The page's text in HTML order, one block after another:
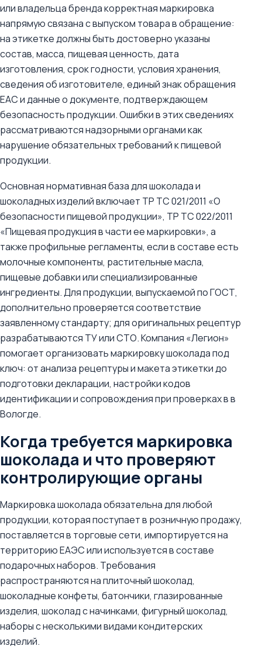
или владельца бренда корректная маркировка
напрямую связана с выпуском товара в обращение:
на этикетке должны быть достоверно указаны
состав, масса, пищевая ценность, дата
изготовления, срок годности, условия хранения,
сведения об изготовителе, единый знак обращения
ЕАС и данные о документе, подтверждающем
безопасность продукции. Ошибки в этих сведениях
рассматриваются надзорными органами как
нарушение обязательных требований к пищевой
продукции.
Основная нормативная база для шоколада и
шоколадных изделий включает ТР ТС 021/2011 «О
безопасности пищевой продукции», ТР ТС 022/2011
«Пищевая продукция в части ее маркировки», а
также профильные регламенты, если в составе есть
молочные компоненты, растительные масла,
пищевые добавки или специализированные
ингредиенты. Для продукции, выпускаемой по ГОСТ,
дополнительно проверяется соответствие
заявленному стандарту; для оригинальных рецептур
разрабатываются ТУ или СТО. Компания «Легион»
помогает организовать маркировку шоколада под
ключ: от анализа рецептуры и макета этикетки до
подготовки декларации, настройки кодов
идентификации и сопровождения при проверках в в
Вологде.
Когда требуется маркировка
шоколада и что проверяют
контролирующие органы
Маркировка шоколада обязательна для любой
продукции, которая поступает в розничную продажу,
поставляется в торговые сети, импортируется на
территорию ЕАЭС или используется в составе
подарочных наборов. Требования
распространяются на плиточный шоколад,
шоколадные конфеты, батончики, глазированные
изделия, шоколад с начинками, фигурный шоколад,
наборы с несколькими видами кондитерских
изделий.